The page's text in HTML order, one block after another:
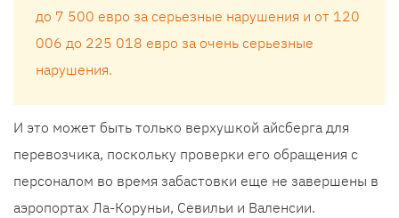
до 7 500 евро за серьезные нарушения и от 120
006 до 225 018 евро за очень серьезные
нарушения.
И это может быть только верхушкой айсберга для
перевозчика, поскольку проверки его обращения с
персоналом во время забастовки еще не завершены в
аэропортах Ла-Коруньи, Севильи и Валенсии.